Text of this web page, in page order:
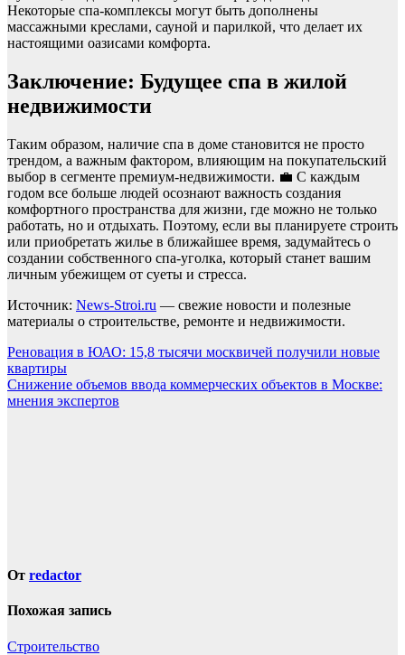
Некоторые спа-комплексы могут быть дополнены
массажными креслами, сауной и парилкой, что делает их
настоящими оазисами комфорта.
Заключение: Будущее спа в жилой
недвижимости
Таким образом, наличие спа в доме становится не просто
трендом, а важным фактором, влияющим на покупательский
выбор в сегменте премиум-недвижимости. 💼 С каждым
годом все больше людей осознают важность создания
комфортного пространства для жизни, где можно не только
работать, но и отдыхать. Поэтому, если вы планируете строить
или приобретать жилье в ближайшее время, задумайтесь о
создании собственного спа-уголка, который станет вашим
личным убежищем от суеты и стресса.
Источник: News-Stroi.ru — свежие новости и полезные
материалы о строительстве, ремонте и недвижимости.
Навигация
по
записям
Реновация в ЮАО: 15,8 тысячи москвичей получили новые
квартиры
Снижение объемов ввода коммерческих объектов в Москве:
мнения экспертов
От redactor
Похожая запись
Строительство